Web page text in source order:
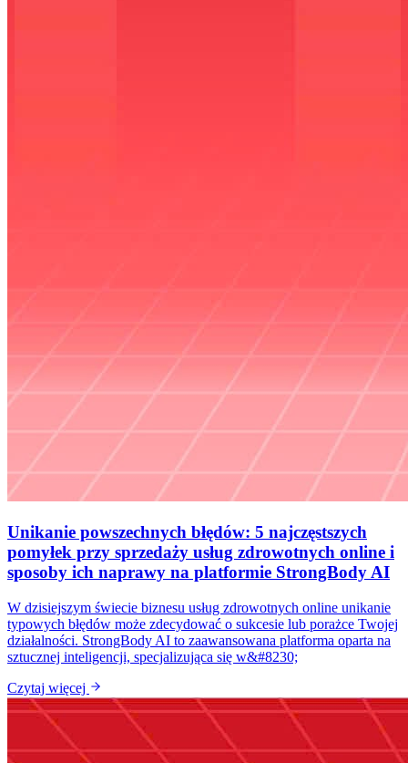
Unikanie powszechnych błędów: 5 najczęstszych
pomyłek przy sprzedaży usług zdrowotnych online i
sposoby ich naprawy na platformie StrongBody AI
W dzisiejszym świecie biznesu usług zdrowotnych online unikanie
typowych błędów może zdecydować o sukcesie lub porażce Twojej
działalności. StrongBody AI to zaawansowana platforma oparta na
sztucznej inteligencji, specjalizująca się w&#8230;
Czytaj więcej